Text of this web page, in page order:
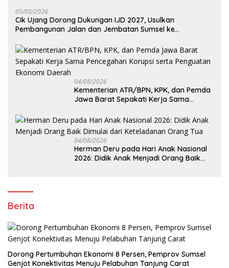
05/08/2026
Cik Ujang Dorong Dukungan IJD 2027, Usulkan
Pembangunan Jalan dan Jembatan Sumsel ke
04/08/2026
Kementerian ATR/BPN, KPK, dan Pemda
Jawa Barat Sepakati Kerja Sama
Ekonomi Daerah
04/08/2026
Herman Deru pada Hari Anak Nasional
2026: Didik Anak Menjadi Orang Baik
Berita
Dorong Pertumbuhan Ekonomi 8 Persen, Pemprov Sumsel
Genjot Konektivitas Menuju Pelabuhan Tanjung Carat